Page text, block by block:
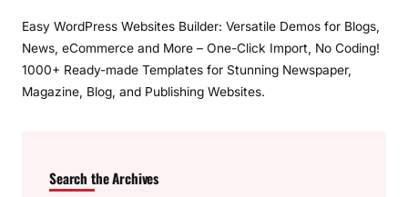
Easy WordPress Websites Builder: Versatile Demos for Blogs,
News, eCommerce and More – One-Click Import, No Coding!
1000+ Ready-made Templates for Stunning Newspaper,
Magazine, Blog, and Publishing Websites.
Search the Archives